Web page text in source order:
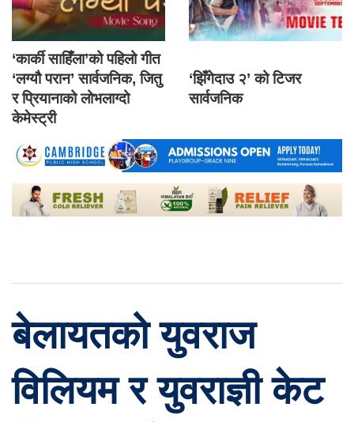
‘कार्की साहिँला’को पहिलो गीत
‘लग्यौ परान’ सार्वजनिक, जितु
र प्रियानाको लोभलाग्दो
केमेस्ट्री
‘झिँगेदाउ २’ को टिजर
सार्वजनिक
बेलायतको युवराज
विलियम र युवराज्ञी केट